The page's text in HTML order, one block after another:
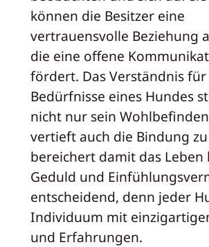
können die Besitzer eine
vertrauensvolle Beziehung
die eine offene
fördert. Das Verständnis für
Bedürfnisse eines Hundes
nicht nur sein
vertieft auch die Bindung
bereichert damit das Leben
Geduld und
entscheidend, denn jeder
Individuum mit
und Erfahrungen.